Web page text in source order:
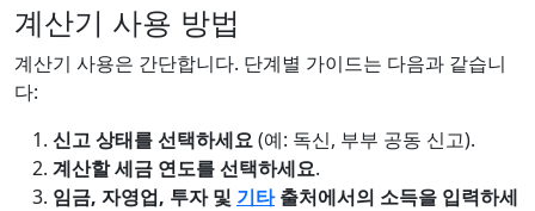
계산기 사용 방법
계산기 사용은 간단합니다. 단계별 가이드는 다음과 같습니
다:
신고 상태를 선택하세요(예: 독신, 부부 공동 신고).
계산할 세금 연도를 선택하세요.
임금, 자영업, 투자 및 기타출처에서의 소득을 입력하세